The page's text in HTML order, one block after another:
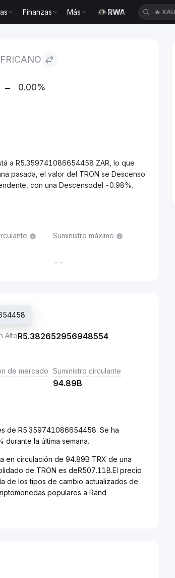
Finanzas Más 🔥
0.00%
a R5.359741086654458 ZAR, lo que
pasada, el valor del TRON se Descenso
con una Descensodel -0.98%.
Suministro máximo
--
AltoR5.382652956948554
de mercado Suministro circulante
94.89B
de R5.359741086654458. Se ha
la última semana.
en circulación de 94.89B TRX de una
de TRON es deR507.11B.El precio
de los tipos de cambio actualizados de
populares a Rand